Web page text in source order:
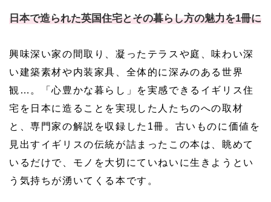
日本で造られた英国住宅とその暮らし方の魅力を1冊に
興味深い家の間取り、凝ったテラスや庭、味わい深
い建築素材や内装家具、全体的に深みのある世界
観…。「心豊かな暮らし」を実感できるイギリス住
宅を日本に造ることを実現した人たちのへの取材
と、専門家の解説を収録した1冊。古いものに価値を
見出すイギリスの伝統が詰まったこの本は、眺めて
いるだけで、モノを大切にていねいに生きようとい
う気持ちが湧いてくる本です。